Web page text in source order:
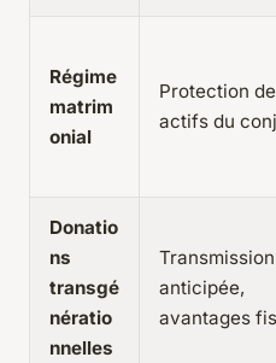
Régime
matrim
onial
Protection
actifs du
Donatio
ns
transgé
nératio
nnelles
Transmission
anticipée,
avantages